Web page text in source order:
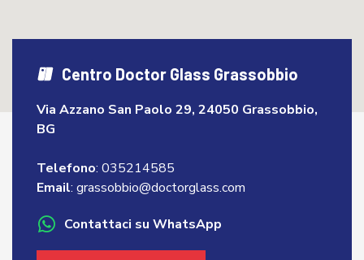
Centro Doctor Glass Grassobbio
Via Azzano San Paolo 29, 24050 Grassobbio,
BG
Telefono: 035214585
Email: grassobbio@doctorglass.com
Contattaci su WhatsApp